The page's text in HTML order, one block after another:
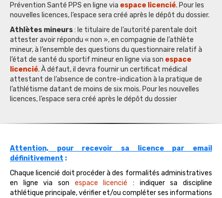
Prévention Santé PPS en ligne via espace licencié. Pour les
nouvelles licences, l’espace sera créé après le dépôt du dossier.
Athlètes mineurs: le titulaire de l’autorité parentale doit
attester avoir répondu « non », en compagnie de l’athlète
mineur, à l’ensemble des questions du questionnaire relatif à
l’état de santé du sportif mineur en ligne via son espace
licencié. À défaut, il devra fournir un certificat médical
attestant de l’absence de contre-indication à la pratique de
l’athlétisme datant de moins de six mois. Pour les nouvelles
licences, l’espace sera créé après le dépôt du dossier
Attention, pour recevoir sa licence par email
définitivement :
Chaque licencié doit procéder à des formalités administratives
en ligne via son espace licencié : indiquer sa discipline
athlétique principale, vérifier et/ou compléter ses informations